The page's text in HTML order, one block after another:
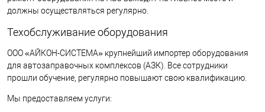
должны осуществляться регулярно.
Техобслуживание оборудования
ООО «АЙКОН-СИСТЕМА» крупнейший импортер оборудования
для автозаправочных комплексов (АЗК). Все сотрудники
прошли обучение, регулярно повышают свою квалификацию.
Мы предоставляем услуги: